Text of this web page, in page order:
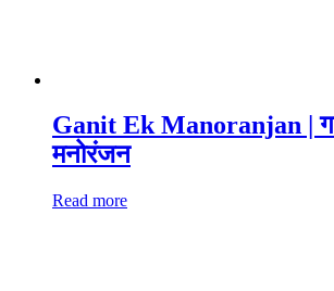
Ganit Ek Manoranjan |
मनोरंजन
Read more